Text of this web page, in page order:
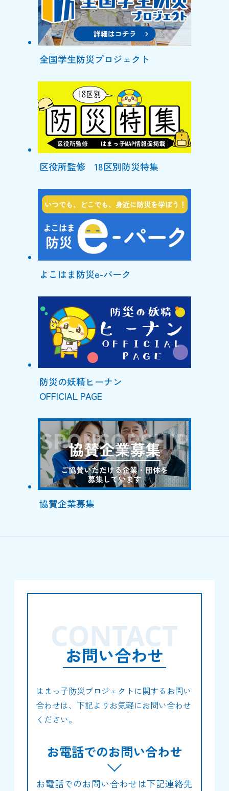
全国学生防災プロジェクト
区役所監修 18区別防災特集
よこはま防災e-パーク
防災の妖精ヒーナン
OFFICIAL PAGE
協賛企業募集
お問い合わせ
CONTACT
はまっ子防災プロジェクトに関するお問い
合わせは、下記よりお気軽にお問い合わせ
ください。
お電話でのお問い合わせ
お電話でのお問い合わせは下記連絡先